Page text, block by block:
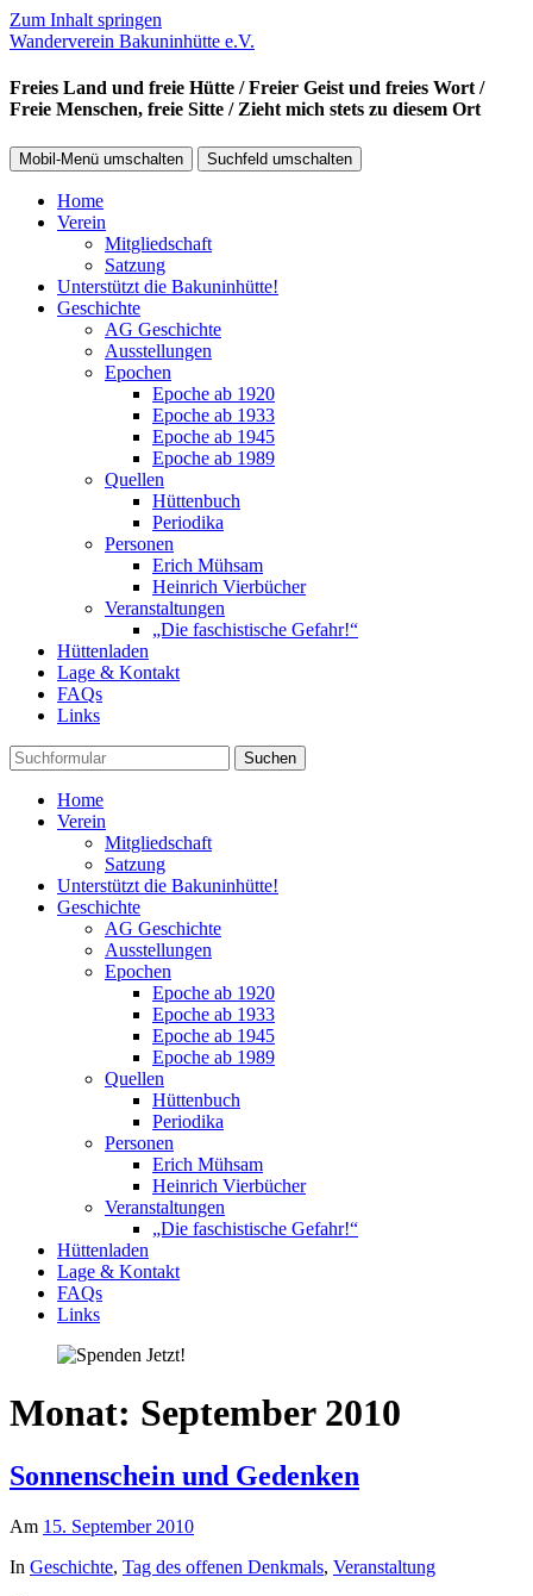
Zum Inhalt springen
Wanderverein Bakuninhütte e.V.
Freies Land und freie Hütte / Freier Geist und freies Wort /
Freie Menschen, freie Sitte / Zieht mich stets zu diesem Ort
Mobil-Menü umschalten Suchfeld umschalten
Home
Verein
Mitgliedschaft
Satzung
Unterstützt die Bakuninhütte!
Geschichte
AG Geschichte
Ausstellungen
Epochen
Epoche ab 1920
Epoche ab 1933
Epoche ab 1945
Epoche ab 1989
Quellen
Hüttenbuch
Periodika
Personen
Erich Mühsam
Heinrich Vierbücher
Veranstaltungen
„Die faschistische Gefahr!“
Hüttenladen
Lage & Kontakt
FAQs
Links
Suchen
Home
Verein
Mitgliedschaft
Satzung
Unterstützt die Bakuninhütte!
Geschichte
AG Geschichte
Ausstellungen
Epochen
Epoche ab 1920
Epoche ab 1933
Epoche ab 1945
Epoche ab 1989
Quellen
Hüttenbuch
Periodika
Personen
Erich Mühsam
Heinrich Vierbücher
Veranstaltungen
„Die faschistische Gefahr!“
Hüttenladen
Lage & Kontakt
FAQs
Links
Monat: September 2010
Sonnenschein und Gedenken
Am 15. September 2010
In Geschichte, Tag des offenen Denkmals, Veranstaltung